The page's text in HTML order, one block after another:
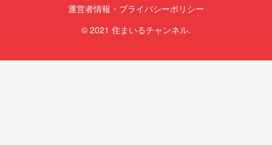
運営者情報・プライバシーポリシー
© 2021 住まいるチャンネル.